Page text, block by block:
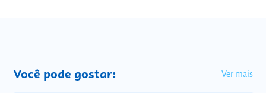
Você pode gostar: Ver mais